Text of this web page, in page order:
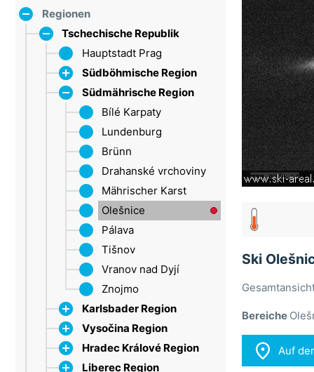
Regionen
Tschechische Republik
Hauptstadt Prag
Südböhmische Region
Dačice
Strakonice
Böhmerwald
Lipno
Třeboňsko
Südmährische Region
Bílé Karpaty
Lundenburg
Brünn
Drahanské vrchoviny
Mährischer Karst
Olešnice
Pálava
Tišnov
Vranov nad Dyjí
Znojmo
Karlsbader Region
Erzgebirge
Marienbad
Sokolov
Vysočina Region
Iglau
Trebitsch
Hradec Králové Region
CHKO Broumovsko
Liberec Region
Ski
Bereiche
 Auf